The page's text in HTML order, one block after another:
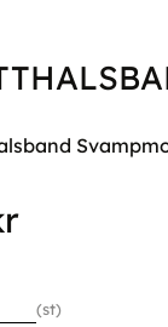
st